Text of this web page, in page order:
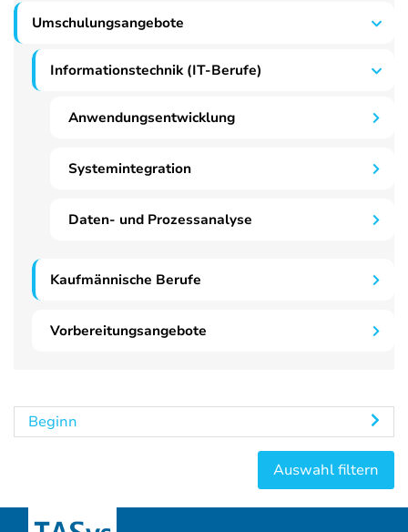
Umschulungsangebote
Informationstechnik (IT-Berufe)
Anwendungsentwicklung
Systemintegration
Daten- und Prozessanalyse
Kaufmännische Berufe
Vorbereitungsangebote
Beginn